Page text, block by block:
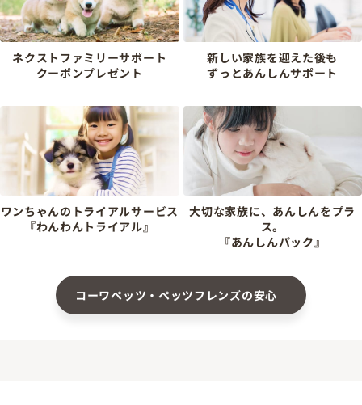
ネクストファミリーサポート
クーポンプレゼント
新しい家族を迎えた後も
ずっとあんしんサポート
ワンちゃんのトライアルサービス
『わんわんトライアル』
大切な家族に、あんしんをプラ
ス。
『あんしんパック』
コーワペッツ・ペッツフレンズの安心